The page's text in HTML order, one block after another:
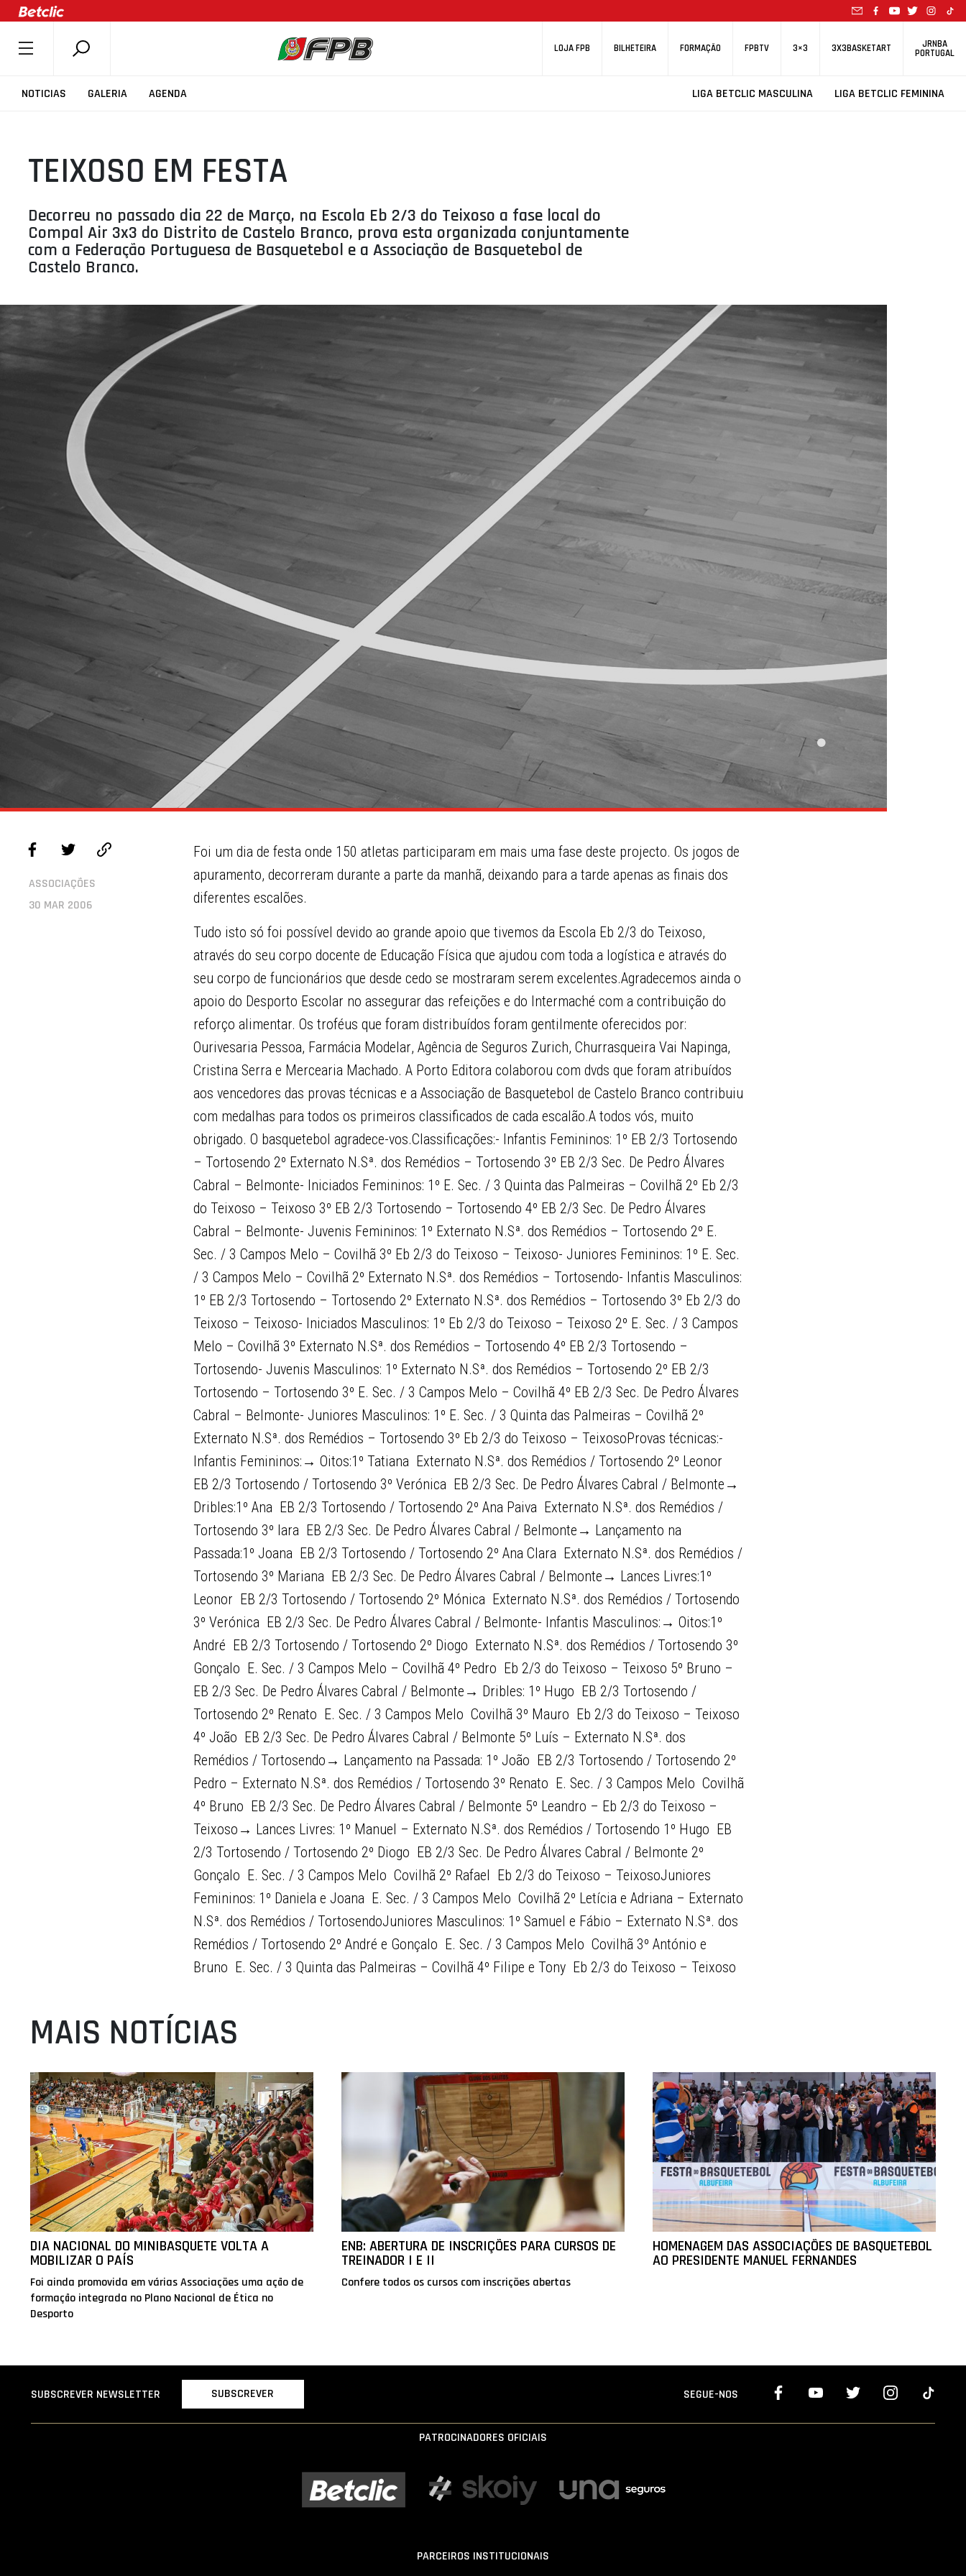
LOJA FPB BILHETEIRA FORMAÇÃO FPBTV 3×3 3X3BASKETART JRNBA
PORTUGAL
NOTICIAS GALERIA AGENDA LIGA BETCLIC MASCULINA LIGA BETCLIC FEMININA
SOBRE A FPB
COMPETIÇÕES
ASSOCIAÇÕES
CLUBES
AGENTES
AGENDA
MINIBASQUETE
ÁREA TÉCNICA
PROJETOS
TEIXOSO EM FESTA
Decorreu no passado dia 22 de Março, na Escola Eb 2/3 do Teixoso a fase local do
Compal Air 3x3 do Distrito de Castelo Branco, prova esta organizada conjuntamente
com a Federação Portuguesa de Basquetebol e a Associação de Basquetebol de
Castelo Branco.
ASSOCIAÇÕES
30 MAR 2006
Foi um dia de festa onde 150 atletas participaram em mais uma fase deste projecto. Os jogos de
apuramento, decorreram durante a parte da manhã, deixando para a tarde apenas as finais dos
diferentes escalões.
Tudo isto só foi possível devido ao grande apoio que tivemos da Escola Eb 2/3 do Teixoso,
através do seu corpo docente de Educação Física que ajudou com toda a logística e através do
seu corpo de funcionários que desde cedo se mostraram serem excelentes.Agradecemos ainda o
apoio do Desporto Escolar no assegurar das refeições e do Intermaché com a contribuição do
reforço alimentar. Os troféus que foram distribuídos foram gentilmente oferecidos por:
Ourivesaria Pessoa, Farmácia Modelar, Agência de Seguros Zurich, Churrasqueira Vai Napinga,
Cristina Serra e Mercearia Machado. A Porto Editora colaborou com dvds que foram atribuídos
aos vencedores das provas técnicas e a Associação de Basquetebol de Castelo Branco contribuiu
com medalhas para todos os primeiros classificados de cada escalão.A todos vós, muito
obrigado. O basquetebol agradece-vos.Classificações:- Infantis Femininos: 1º EB 2/3 Tortosendo
– Tortosendo 2º Externato N.Sª. dos Remédios – Tortosendo 3º EB 2/3 Sec. De Pedro Álvares
Cabral – Belmonte- Iniciados Femininos: 1º E. Sec. / 3 Quinta das Palmeiras – Covilhã 2º Eb 2/3
do Teixoso – Teixoso 3º EB 2/3 Tortosendo – Tortosendo 4º EB 2/3 Sec. De Pedro Álvares
Cabral – Belmonte- Juvenis Femininos: 1º Externato N.Sª. dos Remédios – Tortosendo 2º E.
Sec. / 3 Campos Melo – Covilhã 3º Eb 2/3 do Teixoso – Teixoso- Juniores Femininos: 1º E. Sec.
/ 3 Campos Melo – Covilhã 2º Externato N.Sª. dos Remédios – Tortosendo- Infantis Masculinos:
1º EB 2/3 Tortosendo – Tortosendo 2º Externato N.Sª. dos Remédios – Tortosendo 3º Eb 2/3 do
Teixoso – Teixoso- Iniciados Masculinos: 1º Eb 2/3 do Teixoso – Teixoso 2º E. Sec. / 3 Campos
Melo – Covilhã 3º Externato N.Sª. dos Remédios – Tortosendo 4º EB 2/3 Tortosendo –
Tortosendo- Juvenis Masculinos: 1º Externato N.Sª. dos Remédios – Tortosendo 2º EB 2/3
Tortosendo – Tortosendo 3º E. Sec. / 3 Campos Melo – Covilhã 4º EB 2/3 Sec. De Pedro Álvares
Cabral – Belmonte- Juniores Masculinos: 1º E. Sec. / 3 Quinta das Palmeiras – Covilhã 2º
Externato N.Sª. dos Remédios – Tortosendo 3º Eb 2/3 do Teixoso – TeixosoProvas técnicas:-
Infantis Femininos:→ Oitos:1º Tatiana  Externato N.Sª. dos Remédios / Tortosendo 2º Leonor 
EB 2/3 Tortosendo / Tortosendo 3º Verónica  EB 2/3 Sec. De Pedro Álvares Cabral / Belmonte→
Dribles:1º Ana  EB 2/3 Tortosendo / Tortosendo 2º Ana Paiva  Externato N.Sª. dos Remédios /
Tortosendo 3º Iara  EB 2/3 Sec. De Pedro Álvares Cabral / Belmonte→ Lançamento na
Passada:1º Joana  EB 2/3 Tortosendo / Tortosendo 2º Ana Clara  Externato N.Sª. dos Remédios /
Tortosendo 3º Mariana  EB 2/3 Sec. De Pedro Álvares Cabral / Belmonte→ Lances Livres:1º
Leonor  EB 2/3 Tortosendo / Tortosendo 2º Mónica  Externato N.Sª. dos Remédios / Tortosendo
3º Verónica  EB 2/3 Sec. De Pedro Álvares Cabral / Belmonte- Infantis Masculinos:→ Oitos:1º
André  EB 2/3 Tortosendo / Tortosendo 2º Diogo  Externato N.Sª. dos Remédios / Tortosendo 3º
Gonçalo  E. Sec. / 3 Campos Melo – Covilhã 4º Pedro  Eb 2/3 do Teixoso – Teixoso 5º Bruno –
EB 2/3 Sec. De Pedro Álvares Cabral / Belmonte→ Dribles: 1º Hugo  EB 2/3 Tortosendo /
Tortosendo 2º Renato  E. Sec. / 3 Campos Melo  Covilhã 3º Mauro  Eb 2/3 do Teixoso – Teixoso
4º João  EB 2/3 Sec. De Pedro Álvares Cabral / Belmonte 5º Luís – Externato N.Sª. dos
Remédios / Tortosendo→ Lançamento na Passada: 1º João  EB 2/3 Tortosendo / Tortosendo 2º
Pedro – Externato N.Sª. dos Remédios / Tortosendo 3º Renato  E. Sec. / 3 Campos Melo  Covilhã
4º Bruno  EB 2/3 Sec. De Pedro Álvares Cabral / Belmonte 5º Leandro – Eb 2/3 do Teixoso –
Teixoso→ Lances Livres: 1º Manuel – Externato N.Sª. dos Remédios / Tortosendo 1º Hugo  EB
2/3 Tortosendo / Tortosendo 2º Diogo  EB 2/3 Sec. De Pedro Álvares Cabral / Belmonte 2º
Gonçalo  E. Sec. / 3 Campos Melo  Covilhã 2º Rafael  Eb 2/3 do Teixoso – TeixosoJuniores
Femininos: 1º Daniela e Joana  E. Sec. / 3 Campos Melo  Covilhã 2º Letícia e Adriana – Externato
N.Sª. dos Remédios / TortosendoJuniores Masculinos: 1º Samuel e Fábio – Externato N.Sª. dos
Remédios / Tortosendo 2º André e Gonçalo  E. Sec. / 3 Campos Melo  Covilhã 3º António e
Bruno  E. Sec. / 3 Quinta das Palmeiras – Covilhã 4º Filipe e Tony  Eb 2/3 do Teixoso – Teixoso
MAIS NOTÍCIAS
DIA NACIONAL DO MINIBASQUETE VOLTA A
MOBILIZAR O PAÍS
Foi ainda promovida em várias Associações uma ação de
formação integrada no Plano Nacional de Ética no
Desporto
ENB: ABERTURA DE INSCRIÇÕES PARA CURSOS DE
TREINADOR I E II
Confere todos os cursos com inscrições abertas
HOMENAGEM DAS ASSOCIAÇÕES DE BASQUETEBOL
AO PRESIDENTE MANUEL FERNANDES
SUBSCREVER NEWSLETTER SUBSCREVER SEGUE-NOS
PATROCINADORES OFICIAIS
PARCEIROS INSTITUCIONAIS